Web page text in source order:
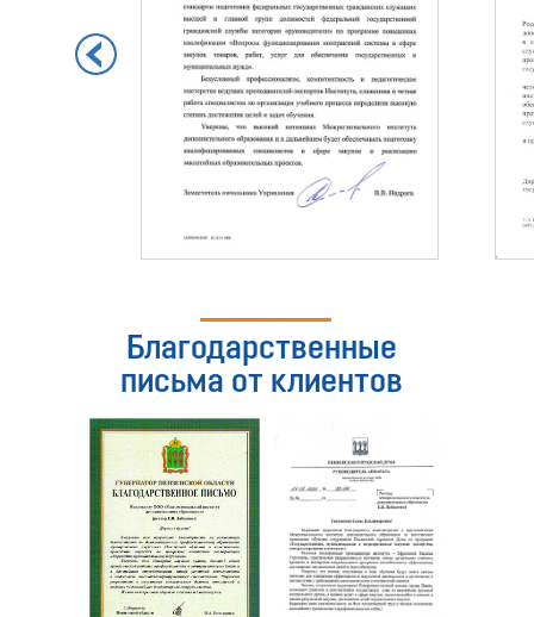
Благодарственные
письма от клиентов